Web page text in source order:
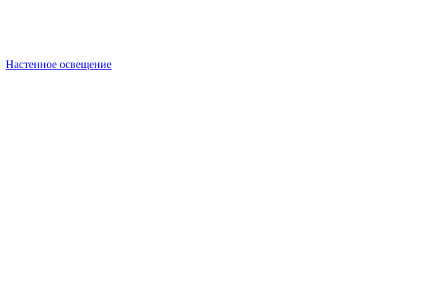
Настенное освещение